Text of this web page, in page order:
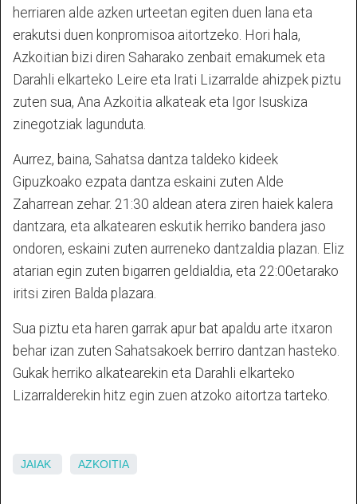
herriaren alde azken urteetan egiten duen lana eta
erakutsi duen konpromisoa aitortzeko. Hori hala,
Azkoitian bizi diren Saharako zenbait emakumek eta
Darahli elkarteko Leire eta Irati Lizarralde ahizpek piztu
zuten sua, Ana Azkoitia alkateak eta Igor Isuskiza
zinegotziak lagunduta.
Aurrez, baina, Sahatsa dantza taldeko kideek
Gipuzkoako ezpata dantza eskaini zuten Alde
Zaharrean zehar. 21:30 aldean atera ziren haiek kalera
dantzara, eta alkatearen eskutik herriko bandera jaso
ondoren, eskaini zuten aurreneko dantzaldia plazan. Eliz
atarian egin zuten bigarren geldialdia, eta 22:00etarako
iritsi ziren Balda plazara.
Sua piztu eta haren garrak apur bat apaldu arte itxaron
behar izan zuten Sahatsakoek berriro dantzan hasteko.
Gukak herriko alkatearekin eta Darahli elkarteko
Lizarralderekin hitz egin zuen atzoko aitortza tarteko.
JAIAK AZKOITIA